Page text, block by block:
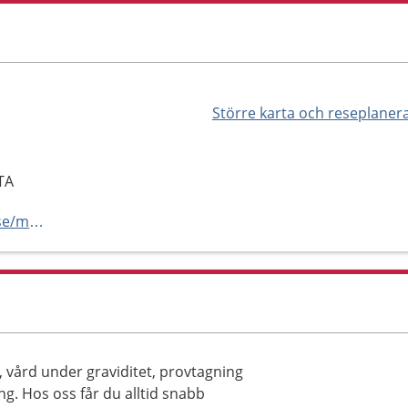
Större karta och
https://vard.regionstockholm.se/mottagning/barnmorskemottagningar/
under graviditet, provtagning
Hos oss får du alltid snabb